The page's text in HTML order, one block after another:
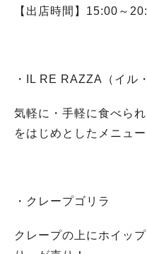
【出店時間】15:00～
・ IL RE RAZZA（イル
気軽に・手軽に食べら
をはじめとしたメニュ
・ クレープゴリラ
クレープの上にホイッ